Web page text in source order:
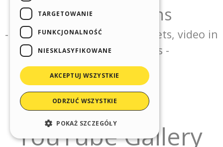
TARGETOWANIE
FUNKCJONALNOŚĆ
NIESKLASYFIKOWANE
AKCEPTUJ WSZYSTKIE
ODRZUĆ WSZYSTKIE
POKAŻ SZCZEGÓŁY